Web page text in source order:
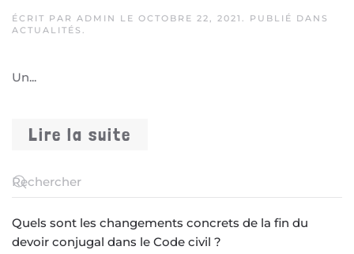
ÉCRIT PAR ADMIN LE OCTOBRE 22, 2021 . PUBLIÉ DANS
ACTUALITÉS .
Un...
Lire la suite
Quels sont les changements concrets de la fin du
devoir conjugal dans le Code civil ?